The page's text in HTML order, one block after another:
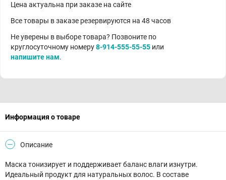
Цена актуальна при заказе на сайте
Все товары в заказе резервируются на 48 часов
Не уверены в выборе товара? Позвоните по
круглосуточному номеру8-914-555-55-55 или
напишите нам.
Информация о товаре
Описание
Маска тонизирует и поддерживает баланс влаги изнутри.
Идеальный продукт для натуральных волос. В составе